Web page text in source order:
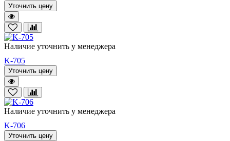
Уточнить цену
Наличие уточнить у менеджера
K-705
Уточнить цену
Наличие уточнить у менеджера
K-706
Уточнить цену